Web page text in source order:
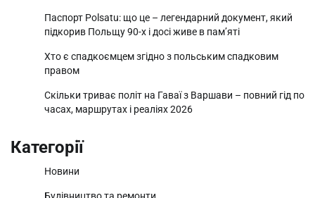
Паспорт Polsatu: що це – легендарний документ, який
підкорив Польщу 90-х і досі живе в пам’яті
Хто є спадкоємцем згідно з польським спадковим
правом
Скільки триває політ на Гаваї з Варшави – повний гід по
часах, маршрутах і реаліях 2026
Категорії
Новини